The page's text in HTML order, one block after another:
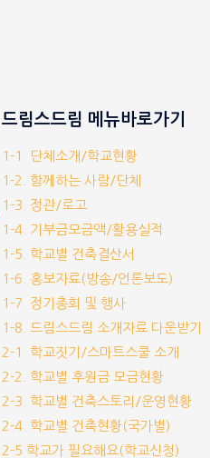
드림스드림 메뉴바로가기
1-1. 단체소개/학교현황
1-2. 함께하는 사람/단체
1-3. 정관/로고
1-4. 기부금모금액/활용실적
1-5. 학교별 건축결산서
1-6. 홍보자료(방송/언론보도)
1-7. 정기총회 및 행사
1-8. 드림스드림 소개자료 다운받기
2-1. 학교짓기/스마트스쿨 소개
2-2. 학교별 후원금 모금현황
2-3. 학교별 건축스토리/운영현황
2-4. 학교별 건축현황(국가별)
2-5 학교가 필요해요(학교신청)